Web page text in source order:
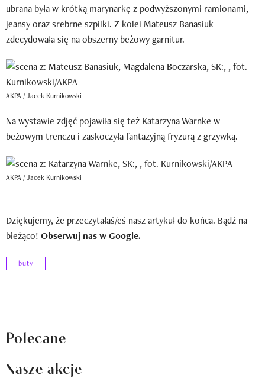
ubrana była w krótką marynarkę z podwyższonymi ramionami,
jeansy oraz srebrne szpilki. Z kolei Mateusz Banasiuk
zdecydowała się na obszerny beżowy garnitur.
AKPA / Jacek Kurnikowski
Na wystawie zdjęć pojawiła się też Katarzyna Warnke w
beżowym trenczu i zaskoczyła fantazyjną fryzurą z grzywką.
AKPA / Jacek Kurnikowski
Dziękujemy, że przeczytałaś/eś nasz artykuł do końca. Bądź na
bieżąco! Obserwuj nas w Google.
buty
Polecane
Nasze akcje